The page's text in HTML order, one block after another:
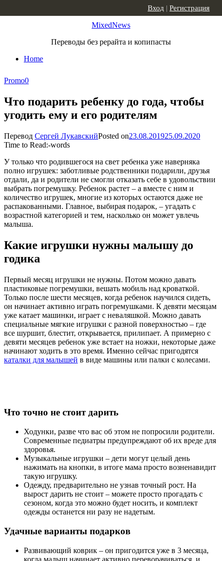
MixedNews
Переводы без рерайта и копипасты
Home
Вход | Регистрация
Promo0
Что подарить ребенку до года, чтобы
угодить ему и его родителям
Перевод Сергей ЛукавскийPosted on23.08.201925.09.2020
Time to Read:-words
У только что родившегося на свет ребенка уже наверняка
полно игрушек: заботливые родственники подарили, друзья
отдали, да и родители не смогли отказать себе в удовольствии
выбрать погремушку. Ребенок растет – а вместе с ним и
количество игрушек, многие из которых остаются даже не
распакованными. Главное, выбирая подарок, – угадать с
возрастной категорией и тем, насколько он может увлечь
малыша.
Какие игрушки нужны малышу до
годика
Первый месяц игрушки не нужны. Потом можно давать
пластиковые погремушки, вешать мобиль над кроваткой.
Только после шести месяцев, когда ребенок научился сидеть,
он начинает активно играть погремушками. К девяти месяцам
уже катает машинки, играет с неваляшкой. Можно давать
специальные мягкие игрушки с разной поверхностью – где
все шуршит, блестит, открывается, прилипает. А примерно с
девяти месяцев ребенок уже встает на ножки, некоторые даже
начинают ходить в это время. Именно сейчас пригодятся
каталки для малышей в виде машины или палки с колесами.
Что точно не стоит дарить
Ходунки, разве что вас об этом не попросили родители.
Современные педиатры предупреждают об их вреде для
здоровья.
Музыкальные игрушки – дети могут целый день
нажимать на кнопки, в итоге мама просто возненавидит
такую игрушку.
Одежду, предварительно не узнав точный рост. На
вырост дарить не стоит – можете просто прогадать с
сезоном, когда это можно будет носить, и комплект
одежды останется ни разу не надетым.
Удачные варианты подарков
Развивающий коврик – он пригодится уже в 3 месяца,
когда малыш начинает активно переворачиваться, и